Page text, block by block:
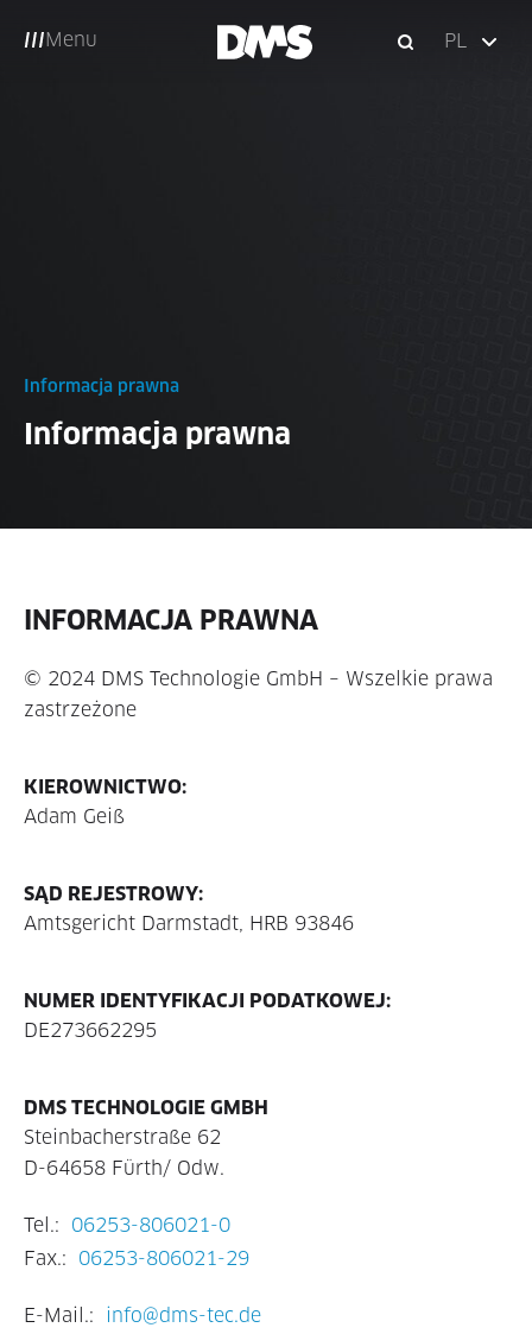
Menu PL
Informacja prawna
Informacja prawna
INFORMACJA PRAWNA
© 2024 DMS Technologie GmbH – Wszelkie prawa
zastrzeżone
KIEROWNICTWO:
Adam Geiß
SĄD REJESTROWY:
Amtsgericht Darmstadt, HRB 93846
NUMER IDENTYFIKACJI PODATKOWEJ:
DE273662295
DMS TECHNOLOGIE GMBH
Steinbacherstraße 62
D-64658 Fürth/ Odw.
Tel.: 06253-806021-0
Fax.: 06253-806021-29
E-Mail.: info@dms-tec.de